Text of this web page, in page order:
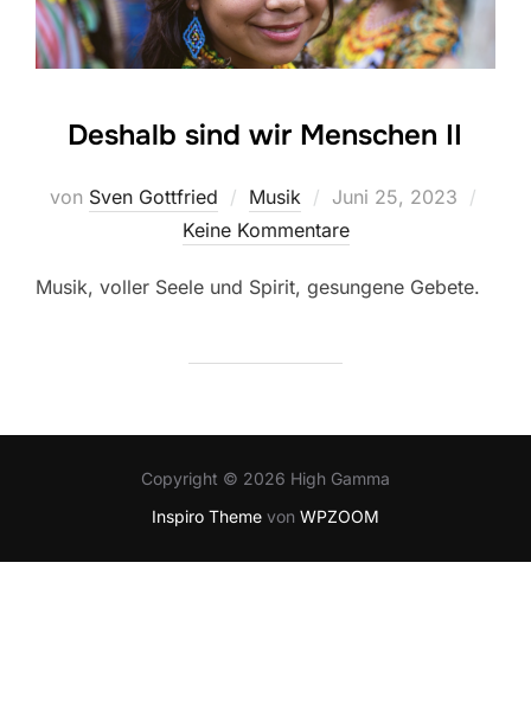
Deshalb sind wir Menschen II
von Sven Gottfried Musik
Veröffentlicht
am
Juni 25, 2023
Keine Kommentare
Musik, voller Seele und Spirit, gesungene Gebete.
Copyright © 2026 High Gamma
Inspiro Theme von WPZOOM